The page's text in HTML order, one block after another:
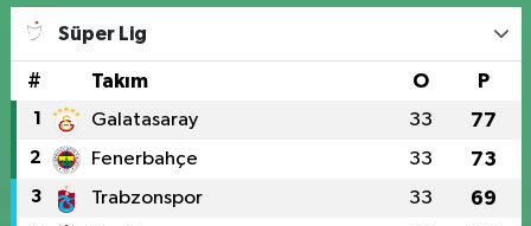
Süper Lig
# Takım O P
1 Galatasaray 33 77
2 Fenerbahçe 33 73
3 Trabzonspor 33 69